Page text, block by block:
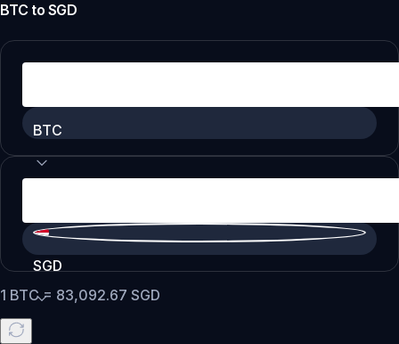
BTC to SGD
BTC
SGD
1 BTC= 83,092.67 SGD